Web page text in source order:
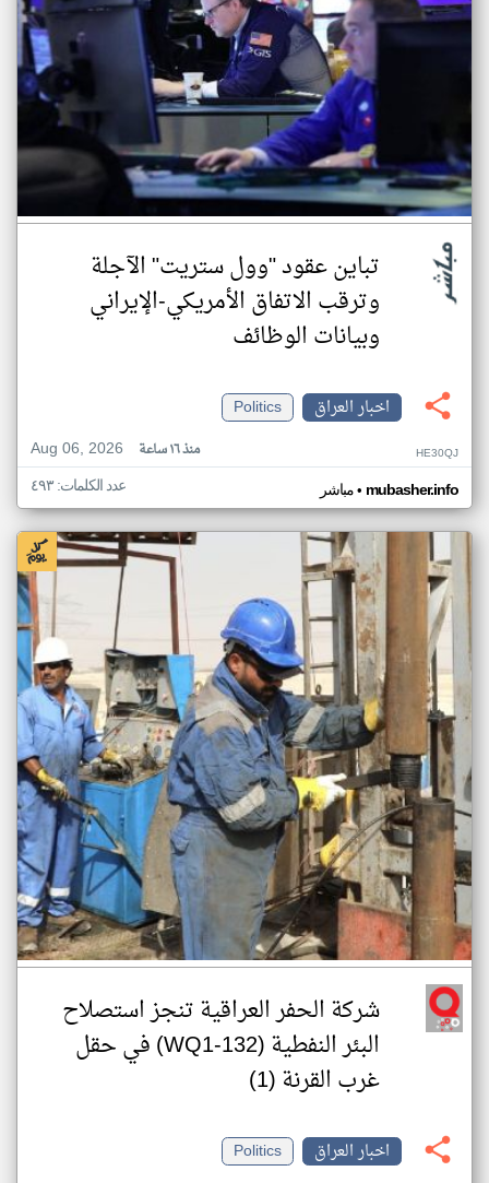
تباين عقود "وول ستريت" الآجلة
وترقب الاتفاق الأمريكي-الإيراني
وبيانات الوظائف
اخبار العراق
Politics
Aug 06, 2026
منذ ١٦ ساعة HE30QJ
مباشر• mubasher.info عدد الكلمات: ٤٩٣
شركة الحفر العراقية تنجز استصلاح
البئر النفطية (WQ1-132) في حقل
غرب القرنة (1)
اخبار العراق
Politics